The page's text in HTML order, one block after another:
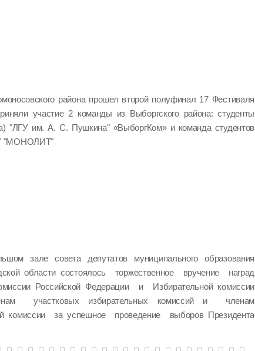
района прошел второй полуфинал 17 Фестиваля
участие 2 команды из Выборгского района: студенты
"ЛГУ им. А. С. Пушкина" «ВыборгКом» и команда студентов
"МОНОЛИТ"
зале совета депутатов муниципального образования
области состоялось торжественное вручение наград
Российской Федерации и Избирательной комиссии
участковых избирательных комиссий и членам
комиссии за успешное проведение выборов Президента